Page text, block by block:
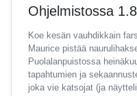
Ohjelmistossa
Koe kesän vauhdikkain
Maurice pistää
Puolalanpuistossa
tapahtumien ja
joka vie katsojat (ja